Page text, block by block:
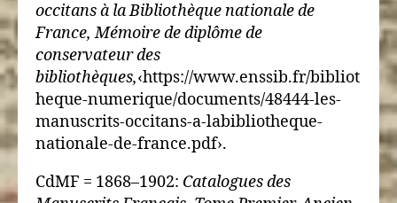
occitans à la Bibliothèque nationale de
France, Mémoire de diplôme de
conservateur des
bibliothèques,‹https://www.enssib.fr/bibliot
heque-numerique/documents/48444-les-
manuscrits-occitans-a-labibliotheque-
nationale-de-france.pdf›.
CdMF = 1868–1902: Catalogues des